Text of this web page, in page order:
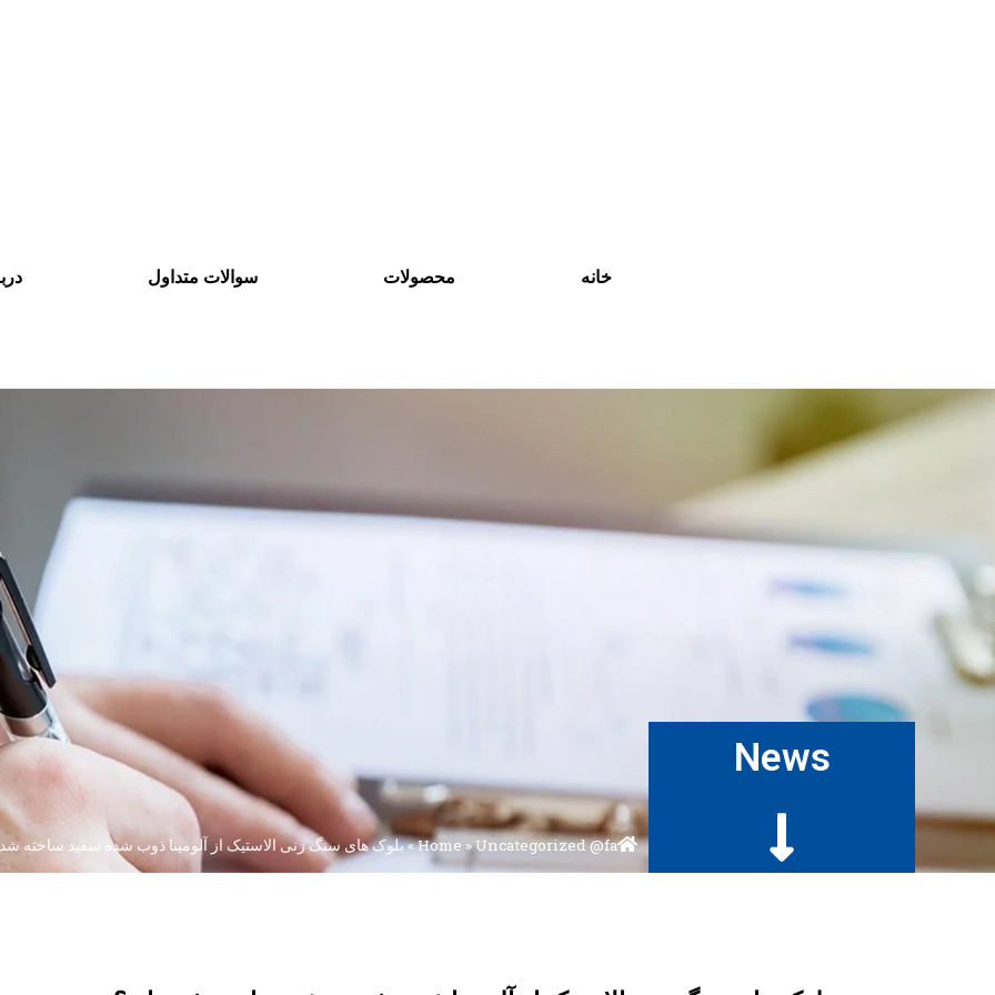
خانه محصولات سوالات متداول
News
Home »Uncategorized @fa
»بلوک های سنگ زنی الاستیک از آلومینا ذوب شده سفید ساخته